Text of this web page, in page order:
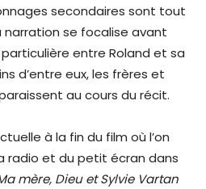
secondaires sont tout
narration se focalise avant
entre Roland et sa
d’entre eux, les frères et
au cours du récit.
à la fin du film où l’on
radio et du petit écran dans
mère, Dieu et Sylvie Vartan